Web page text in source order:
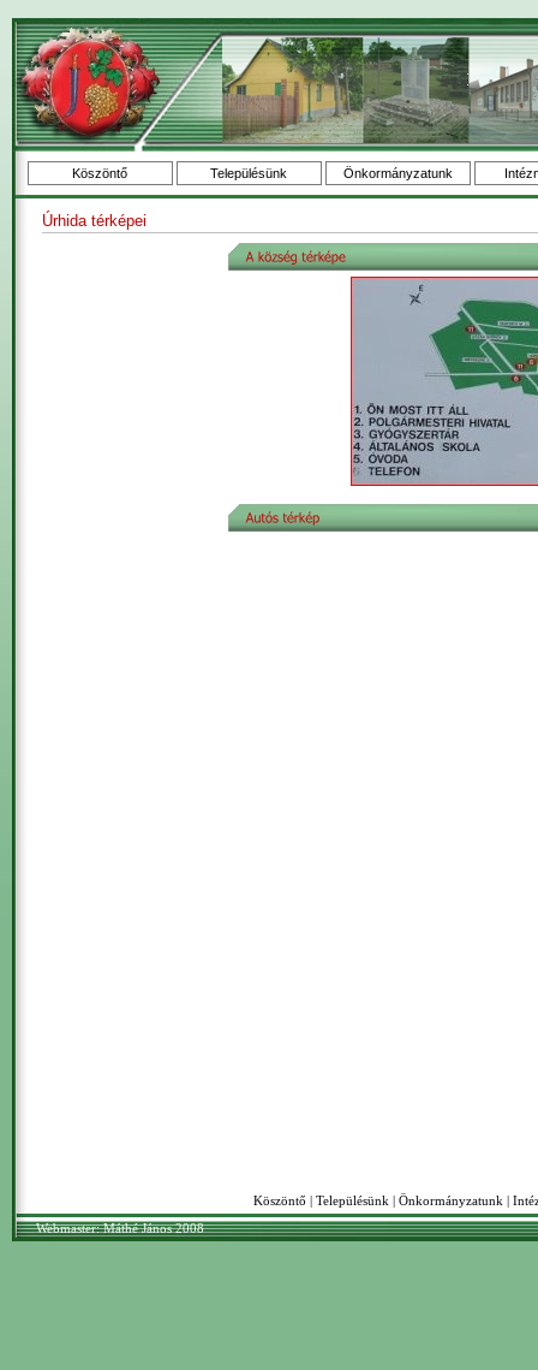
Köszöntő Településünk Önkormányzatunk
Úrhida térképei
Köszöntő | Településünk | Önkormányzatunk |
Webmaster: Máthé János 2008